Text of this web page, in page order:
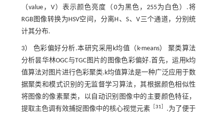
（value，V）表示颜色亮度（0为黑色，255为白色）.将
RGB图像转换为HSV空间，分离H、S、V三个通道，分别统
计其分布.
3） 色彩偏好分析.本研究采用k均值（k-means） 聚类算法
分析昙华林OGC与TGC图片的图像色彩偏好.首先，运用k均
值算法对图片进行色彩聚类.k均值算法是一种广泛应用于数
据聚类和模式识别的无监督学习算法，其根据颜色相似性
将图像的像素聚类，以自动识别图像中的主要颜色特征，
提取主色调有效捕捉图像中的核心视觉元素 ［31
.为了便于